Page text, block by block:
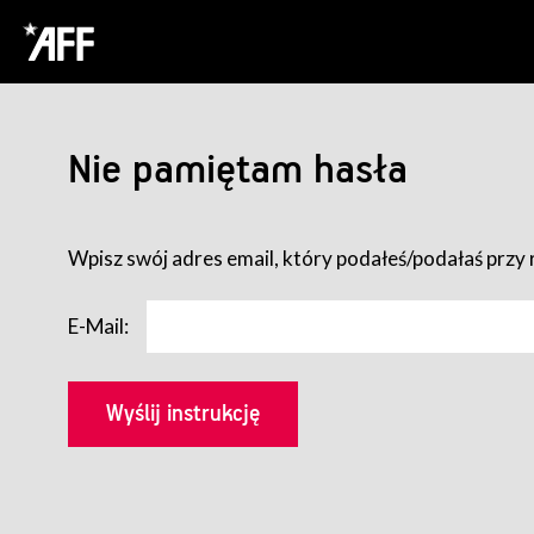
Nie pamiętam hasła
Wpisz swój adres email, który podałeś/podałaś
E-Mail: